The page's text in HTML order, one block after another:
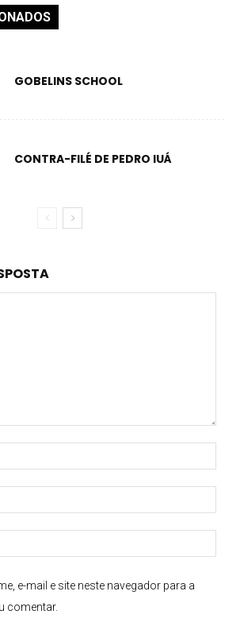
GOBELINS SCHOOL
CONTRA-FILÉ DE PEDRO IUÁ
e-mail e site neste navegador para a
comentar.